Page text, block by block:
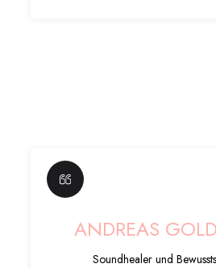
ANDREAS
Soundhealer und